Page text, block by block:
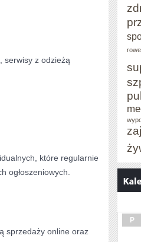
serwisy z odzieżą
które regularnie
ogłoszeniowych.
sprzedaży online oraz
P